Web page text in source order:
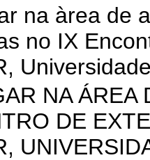
na àrea de
no IX
NA ÁREA
DE